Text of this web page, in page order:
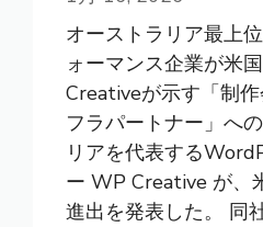
オーストラリア最上
ォーマンス企業が米
Creativeが示す「制
フラパートナー」へ
リアを代表する
ー WP Creative が、
進出を発表した。 同